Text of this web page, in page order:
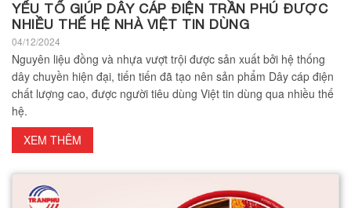
YẾU TỐ GIÚP DÂY CÁP ĐIỆN TRẦN PHÚ ĐƯỢC
NHIỀU THẾ HỆ NHÀ VIỆT TIN DÙNG
04/12/2024
Nguyên liệu đồng và nhựa vượt trội được sản xuất bởi hệ thống
dây chuyền hiện đại, tiến tiến đã tạo nên sản phẩm Dây cáp điện
chất lượng cao, được người tiêu dùng Việt tin dùng qua nhiều thế
hệ.
XEM THÊM